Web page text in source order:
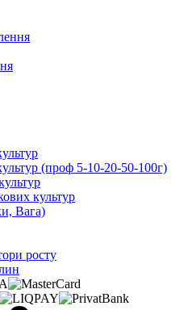
(проф 5-10-20-50-100г)
культур
Вага)
росту